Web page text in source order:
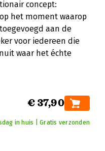
concept:
het moment waarop
aan de
voor iedereen die
waar het échte
€ 37,90
in huis | Gratis verzonden